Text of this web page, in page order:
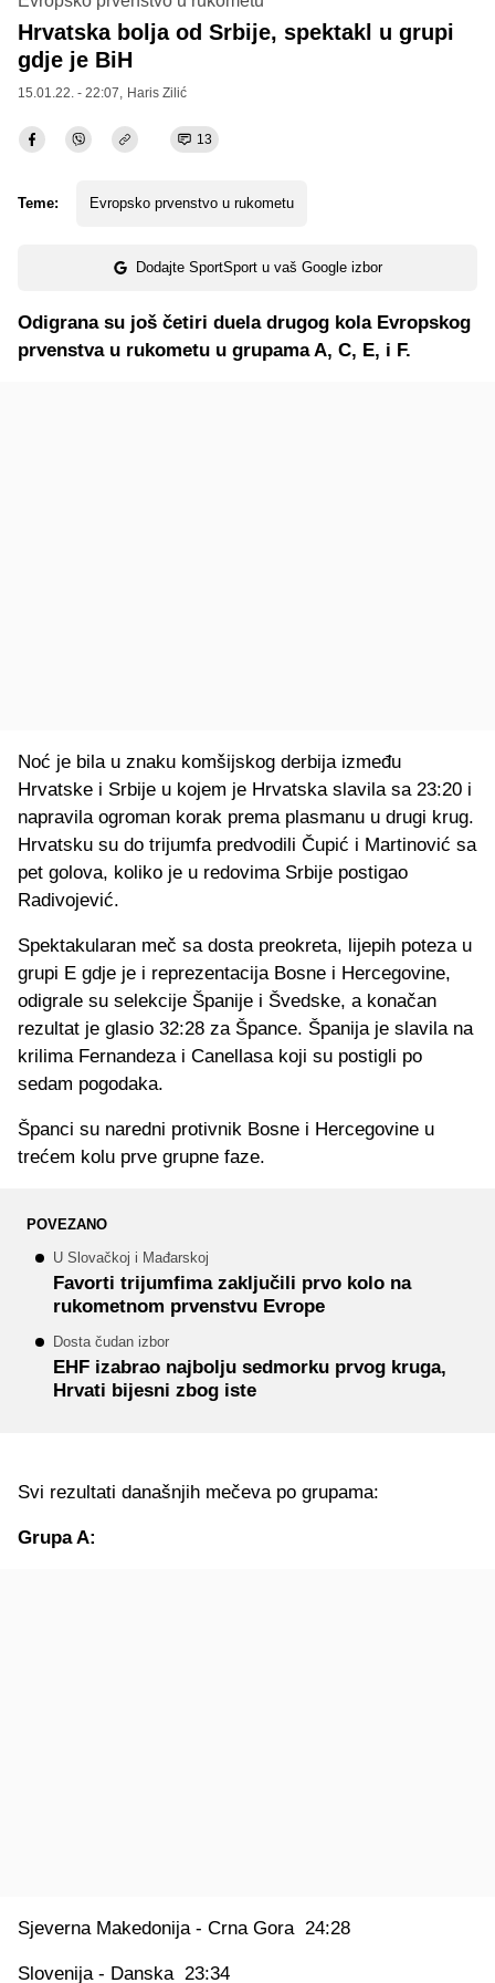
Hrvatska bolja od Srbije, spektakl u grupi
gdje je BiH
15.01.22. - 22:07, Haris Zilić
13
Teme: Evropsko prvenstvo u rukometu
Dodajte SportSport u vaš Google izbor
Odigrana su još četiri duela drugog kola Evropskog
prvenstva u rukometu u grupama A, C, E, i F.
Noć je bila u znaku komšijskog derbija između
Hrvatske i Srbije u kojem je Hrvatska slavila sa 23:20 i
napravila ogroman korak prema plasmanu u drugi krug.
Hrvatsku su do trijumfa predvodili Čupić i Martinović sa
pet golova, koliko je u redovima Srbije postigao
Radivojević.
Spektakularan meč sa dosta preokreta, lijepih poteza u
grupi E gdje je i reprezentacija Bosne i Hercegovine,
odigrale su selekcije Španije i Švedske, a konačan
rezultat je glasio 32:28 za Špance. Španija je slavila na
krilima Fernandeza i Canellasa koji su postigli po
sedam pogodaka.
Španci su naredni protivnik Bosne i Hercegovine u
trećem kolu prve grupne faze.
POVEZANO
U Slovačkoj i Mađarskoj
Favorti trijumfima zaključili prvo kolo na
rukometnom prvenstvu Evrope
Dosta čudan izbor
EHF izabrao najbolju sedmorku prvog kruga,
Hrvati bijesni zbog iste
Svi rezultati današnjih mečeva po grupama:
Grupa A:
Sjeverna Makedonija - Crna Gora 24:28
Slovenija - Danska 23:34